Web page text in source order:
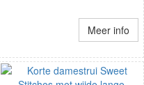
Meer info